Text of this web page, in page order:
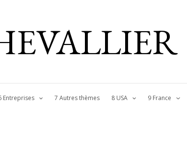
Entreprises 7 Autres thèmes 8 USA 9 France